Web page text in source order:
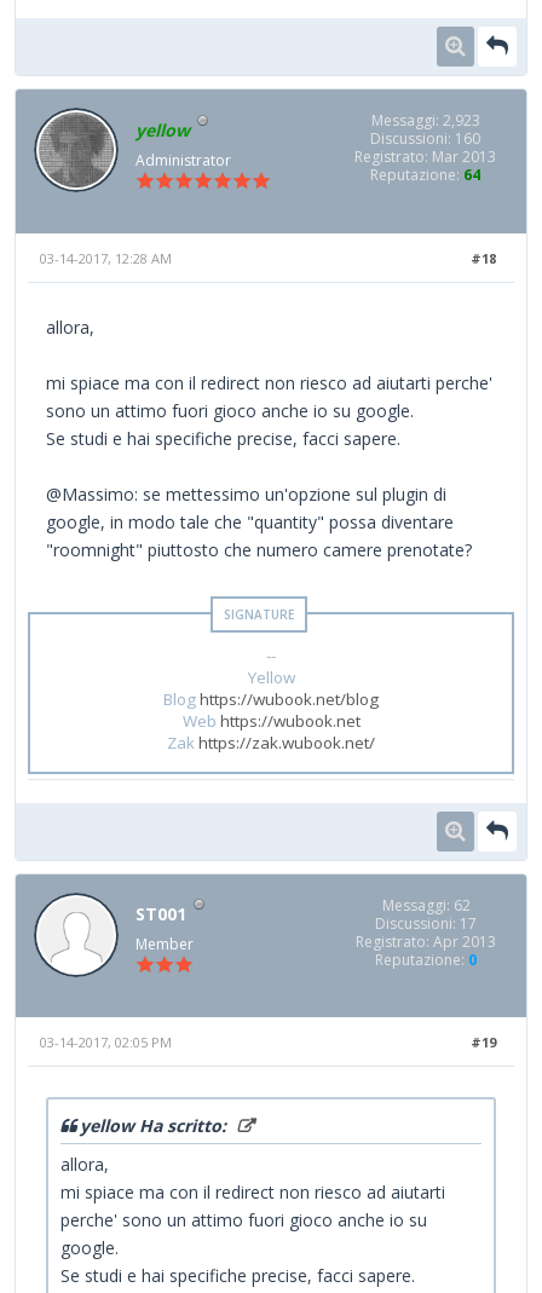
yellow
Administrator
Messaggi: 2,923
Discussioni: 160
Registrato: Mar 2013
Reputazione: 64
#18
03-14-2017, 12:28 AM
allora,
mi spiace ma con il redirect non riesco ad aiutarti perche'
sono un attimo fuori gioco anche io su google.
Se studi e hai specifiche precise, facci sapere.
@Massimo: se mettessimo un'opzione sul plugin di
google, in modo tale che "quantity" possa diventare
"roomnight" piuttosto che numero camere prenotate?
--
Yellow
Bloghttps://wubook.net/blog
Web https://wubook.net
Zakhttps://zak.wubook.net/
ST001
Member
Messaggi: 62
Discussioni: 17
Registrato: Apr 2013
Reputazione: 0
#19
03-14-2017, 02:05 PM
yellow Ha scritto:
allora,
mi spiace ma con il redirect non riesco ad aiutarti
perche' sono un attimo fuori gioco anche io su
google.
Se studi e hai specifiche precise, facci sapere.